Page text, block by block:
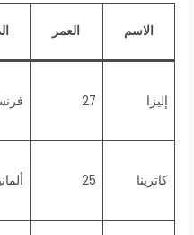
الاسم العمر
إليزا 27
كاترينا 25